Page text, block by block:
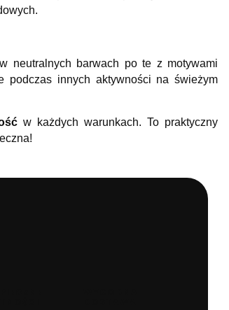
neutralnych barwach po te z motywami
podczas innych aktywności na świeżym
w każdych warunkach. To praktyczny